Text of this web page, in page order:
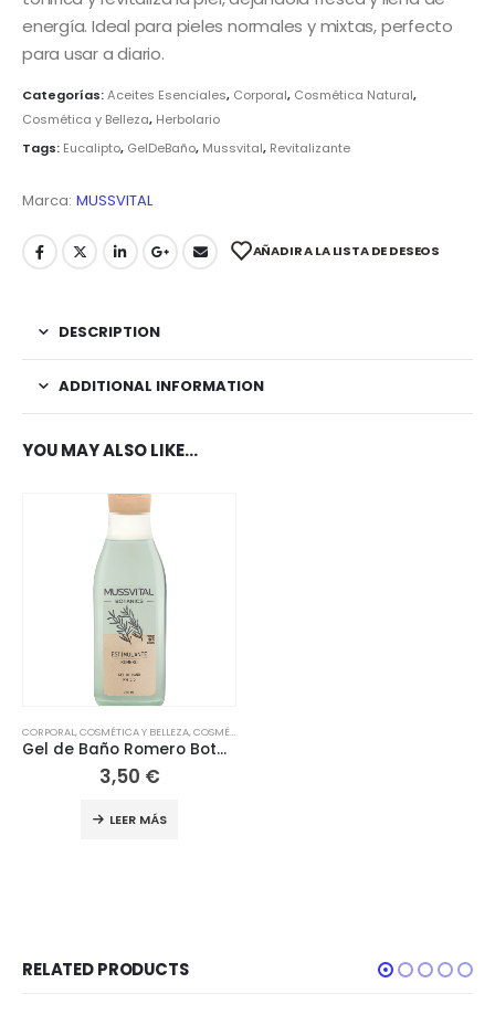
energía. Ideal para pieles normales y mixtas, perfecto
para usar a diario.
Categorías:Aceites Esenciales, Corporal, Cosmética Natural,
Cosmética y Belleza, Herbolario
Tags: Eucalipto, GelDeBaño, Mussvital, Revitalizante
Marca: MUSSVITAL
AÑADIR A LA LISTA DE DESEOS
DESCRIPTION
ADDITIONAL INFORMATION
YOU MAY ALSO LIKE…
CORPORAL,COSMÉTICA Y BELLEZA,COSMÉTICA NATURAL
Gel de Baño Romero Botanics 750ML
3,50 €
LEER MÁS
RELATED PRODUCTS